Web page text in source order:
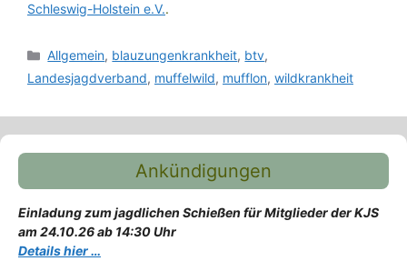
Schleswig-Holstein e.V..
Kategorien
Allgemein, blauzungenkrankheit, btv,
Landesjagdverband, muffelwild, mufflon, wildkrankheit
Ankündigungen
Einladung zum jagdlichen Schießen für Mitglieder der KJS
am 24.10.26 ab 14:30 Uhr
Details hier …